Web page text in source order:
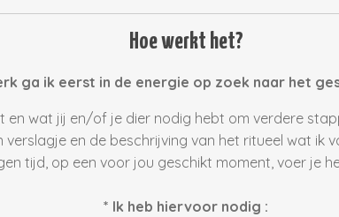
Hoe werkt het?
ga ik eerst in de energie op zoek naar het
en wat jij en/of je dier nodig hebt om verdere
verslagje en de beschrijving van het ritueel wat ik
tijd, op een voor jou geschikt moment, voer je
* Ik heb hiervoor nodig :